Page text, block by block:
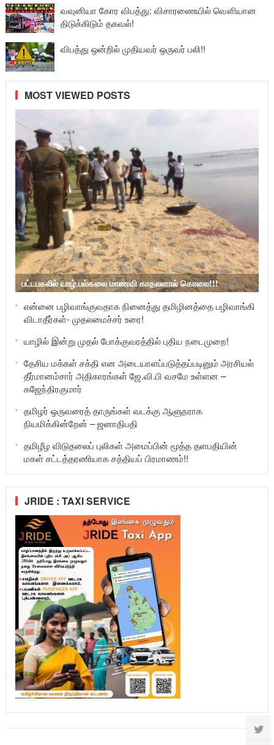
வவுனியா கோர விபத்து: விசாரணையில் வௌியான
திடுக்கிடும் தகவல்!
விபத்து ஒன்றில் முதியவர் ஒருவர் பலி!!
MOST VIEWED POSTS
பட்டபகலில் யாழ்.பல்கலை மாணவி காதலனால் கொலை!!!
என்னை பழிவாங்குவதாக நினைத்து தமிழினத்தை பழிவாங்கி
விடாதீர்கள்- முதலமைச்சர் உரை!
யாழில் இன்று முதல் போக்குவரத்தில் புதிய நடைமுறை!
தேசிய மக்கள் சக்தி என அடையாளப்படுத்தப்படினும் அரசியல்
தீர்மானம்சார் அதிகாரங்கள் ஜே.வி.பி வசமே உள்ளன –
கஜேந்திரகுமார்
தமிழர் ஒருவரைத் தாருங்கள் வடக்கு ஆளுநராக
நியமிக்கின்றேன் – ஜனாதிபதி
தமிழீழ விடுதலைப் புலிகள் அமைப்பின் மூத்த தளபதியின்
மகள் சட்டத்தரணியாக சத்தியப் பிரமாணம்!!
JRIDE : TAXI SERVICE